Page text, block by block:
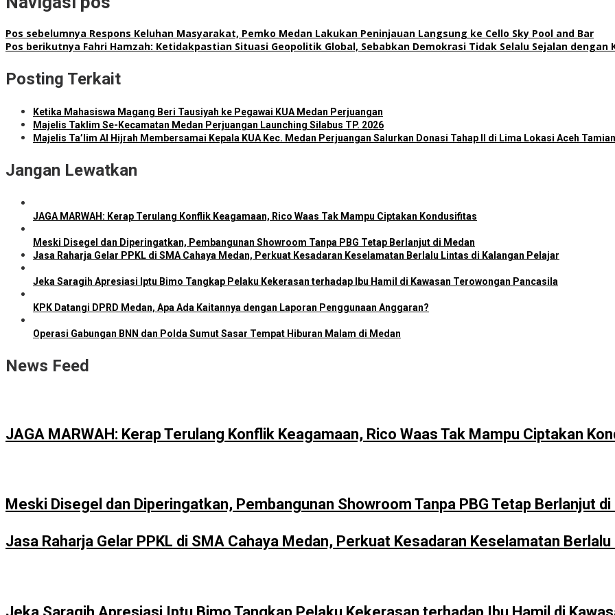
Pos sebelumnya Respons Keluhan Masyarakat, Pemko Medan Lakukan Peninjauan Langsung ke Cello Sky Pool and Bar
Pos berikutnya Fahri Hamzah: Ketidakpastian Situasi Geopolitik Global, Sebabkan Demokrasi Tidak Selalu Sejalan dengan
Posting Terkait
Ketika Mahasiswa Magang Beri Tausiyah ke Pegawai KUA Medan Perjuangan
Majelis Taklim Se-Kecamatan Medan Perjuangan Launching Silabus TP. 2026
Majelis Ta’lim Al Hijrah Membersamai Kepala KUA Kec. Medan Perjuangan Salurkan Donasi Tahap II di Lima Lokasi Aceh
Jangan Lewatkan
JAGA MARWAH: Kerap Terulang Konflik Keagamaan, Rico Waas Tak Mampu Ciptakan Kondusifitas
Meski Disegel dan Diperingatkan, Pembangunan Showroom Tanpa PBG Tetap Berlanjut di Medan
Jasa Raharja Gelar PPKL di SMA Cahaya Medan, Perkuat Kesadaran Keselamatan Berlalu Lintas di Kalangan Pelajar
Jeka Saragih Apresiasi Iptu Bimo Tangkap Pelaku Kekerasan terhadap Ibu Hamil di Kawasan Terowongan Pancasila
KPK Datangi DPRD Medan, Apa Ada Kaitannya dengan Laporan Penggunaan Anggaran?
Operasi Gabungan BNN dan Polda Sumut Sasar Tempat Hiburan Malam di Medan
News Feed
JAGA MARWAH: Kerap Terulang Konflik Keagamaan, Rico Waas Tak Mampu Ciptakan
Meski Disegel dan Diperingatkan, Pembangunan Showroom Tanpa PBG Tetap Berlanjut di
Jasa Raharja Gelar PPKL di SMA Cahaya Medan, Perkuat Kesadaran Keselamatan